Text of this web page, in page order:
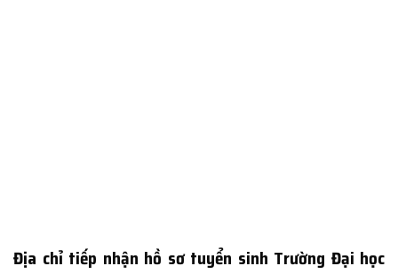
Địa chỉ tiếp nhận hồ sơ tuyển sinh Trường Đại học